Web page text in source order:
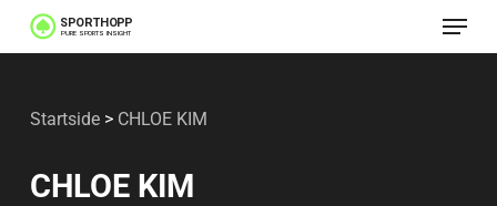
Spring
til
Menu
Startside > CHLOE KIM
CHLOE KIM